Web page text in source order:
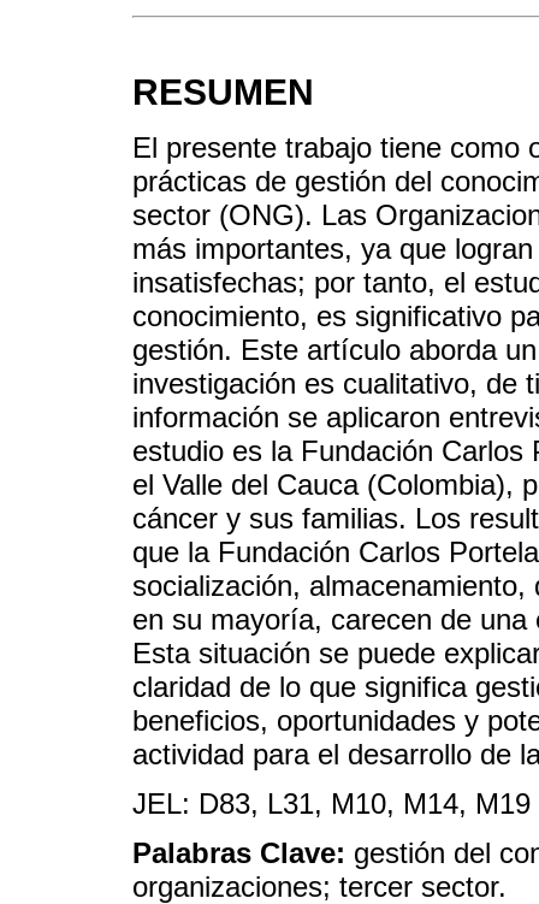
RESUMEN
El presente trabajo tiene como
prácticas de gestión del
sector (ONG). Las
más importantes, ya que
insatisfechas; por tanto, el
conocimiento, es significativo
gestión. Este artículo aborda
investigación es cualitativo, de
información se aplicaron
estudio es la Fundación Carlos
el Valle del Cauca (Colombia),
cáncer y sus familias. Los
que la Fundación Carlos
socialización,
en su mayoría, carecen de
Esta situación se puede
claridad de lo que significa
beneficios, oportunidades y
actividad para el desarrollo de
JEL: D83, L31, M10, M14, M19
Palabras Clave: gestión del
organizaciones; tercer sector.